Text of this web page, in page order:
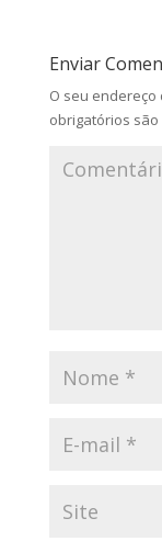
Enviar
O seu endereço
obrigatórios são